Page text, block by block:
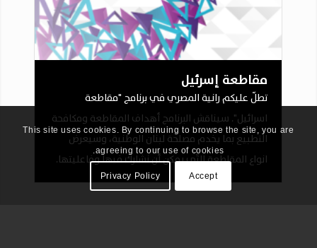
مقاطعة إسرئيل
تطلّ عليكم رانية المصري في برنامج "مقاطعة
اسرائيل". سيناقش البرنامج أهداف المقاطعة ومكافحة
التطبيع بما يخدم مصلحة لبنان الوطنية، وسيعرض
انواع المقاطعة التّي يمكن أن نشارك فيها وفاعليتها.
This site uses cookies. By continuing to browse the site, you are
agreeing to our use of cookies.
Accept
Privacy Policy